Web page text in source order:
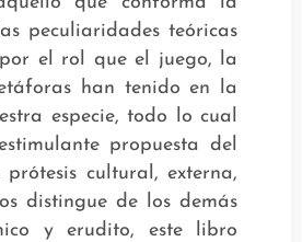
peculiaridades teóricas
el rol que el juego, la
han tenido en la
especie, todo lo cual
propuesta del
prótesis cultural, externa,
distingue de los demás
y erudito, este libro